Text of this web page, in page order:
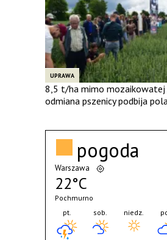
UPRAWA
8,5 t/ha mimo mozaikowatej
odmiana pszenicy podbija
pogoda
Warszawa
22°C
Pochmurno
pt.
sob. niedz.